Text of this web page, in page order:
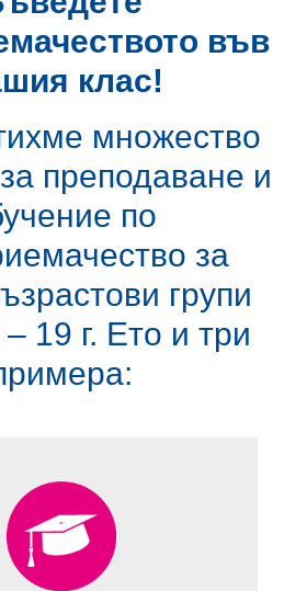
във
клас!
множество
преподаване и
по
за
групи
19 г. Ето и три